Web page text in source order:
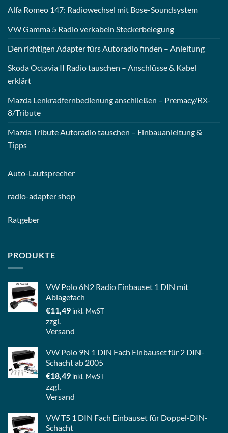
Alfa Romeo 147: Radiowechsel mit Bose-Soundsystem
VW Gamma 5 Radio verkabeln Steckerbelegung
Den richtigen Adapter fürs Autoradio finden – Anleitung
Skoda Octavia II Radio tauschen – Anschlüsse & Kabel
erklärt
Mazda Lenkradfernbedienung anschließen – Premacy/RX-
8/Tribute
Mazda Tribute Autoradio tauschen – Einbauanleitung &
Tipps
Auto-Lautsprecher
radio-adapter shop
Ratgeber
PRODUKTE
VW Polo 6N2 Radio Einbauset 1 DIN mit
Ablagefach
€11,49 inkl. MwST
zzgl.
Versand
VW Polo 9N 1 DIN Fach Einbauset für 2 DIN-
Schacht ab 2005
€18,49 inkl. MwST
zzgl.
Versand
VW T5 1 DIN Fach Einbauset für Doppel-DIN-
Schacht